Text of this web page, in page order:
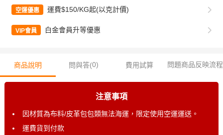
空運優惠 運費$150/KG起(以克計價)
VIP會員 白金會員升等優惠
商品說明 問與答(0) 費用試算 問題商品反映流程
注意事項
因材質為布料/皮革包包類無法海運，限定使用空運運送。
運費貨到付款